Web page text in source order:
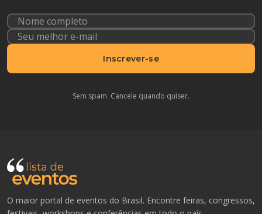
Inscrever-se
Sem spam. Cancele quando quiser.
O maior portal de eventos do Brasil. Encontre feiras, congressos,